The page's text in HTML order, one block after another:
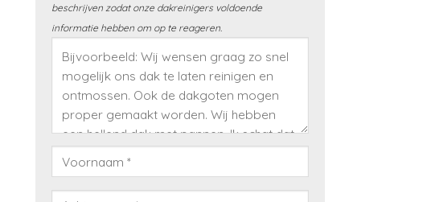
beschrijven zodat onze dakreinigers voldoende
informatie hebben om op te reageren.